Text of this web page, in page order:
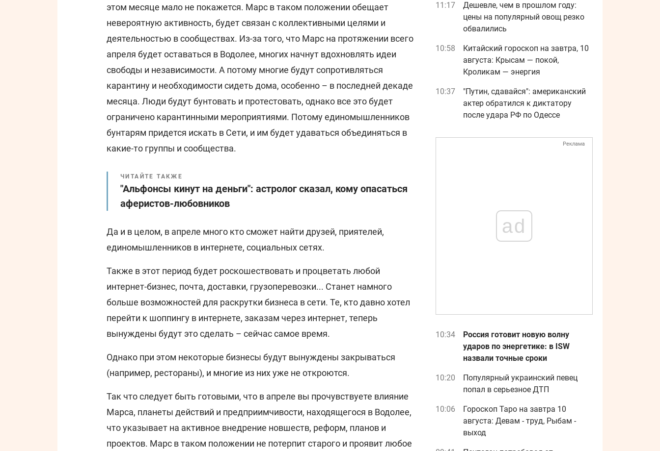
этом месяце мало не покажется. Марс в таком положении обещает
невероятную активность, будет связан с коллективными целями и
деятельностью в сообществах. Из-за того, что Марс на протяжении всего
апреля будет оставаться в Водолее, многих начнут вдохновлять идеи
свободы и независимости. А потому многие будут сопротивляться
карантину и необходимости сидеть дома, особенно – в последней декаде
месяца. Люди будут бунтовать и протестовать, однако все это будет
ограничено карантинными мероприятиями. Потому единомышленников
бунтарям придется искать в Сети, и им будет удаваться объединяться в
какие-то группы и сообщества.
ЧИТАЙТЕ ТАКЖЕ
"Альфонсы кинут на деньги": астролог сказал, кому опасаться
аферистов-любовников
Да и в целом, в апреле много кто сможет найти друзей, приятелей,
единомышленников в интернете, социальных сетях.
Также в этот период будет роскошествовать и процветать любой
интернет-бизнес, почта, доставки, грузоперевозки... Станет намного
больше возможностей для раскрутки бизнеса в сети. Те, кто давно хотел
перейти к шоппингу в интернете, заказам через интернет, теперь
вынуждены будут это сделать – сейчас самое время.
Однако при этом некоторые бизнесы будут вынуждены закрываться
(например, рестораны), и многие из них уже не откроются.
Так что следует быть готовыми, что в апреле вы прочувствуете влияние
Марса, планеты действий и предприимчивости, находящегося в Водолее,
что указывает на активное внедрение новшеств, реформ, планов и
проектов. Марс в таком положении не потерпит старого и проявит любое
11:17
Дешевле, чем в прошлом году:
цены на популярный овощ резко
обвалились
10:58
Китайский гороскоп на завтра, 10
августа: Крысам — покой,
Кроликам — энергия
10:37
"Путин, сдавайся": американский
актер обратился к диктатору
после удара РФ по Одессе
Реклама
ad
10:34
Россия готовит новую волну
ударов по энергетике: в ISW
назвали точные сроки
10:20
Популярный украинский певец
попал в серьезное ДТП
10:06
Гороскоп Таро на завтра 10
августа: Девам - труд, Рыбам -
выход